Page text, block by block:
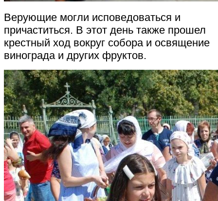
Верующие могли исповедоваться и
причаститься. В этот день также прошел
крестный ход вокруг собора и освящение
винограда и других фруктов.